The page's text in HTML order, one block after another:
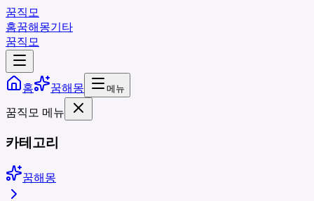
꿈직모
홈꿈해몽기타
꿈직모
홈 꿈해몽 메뉴
꿈직모 메뉴
카테고리
꿈해몽